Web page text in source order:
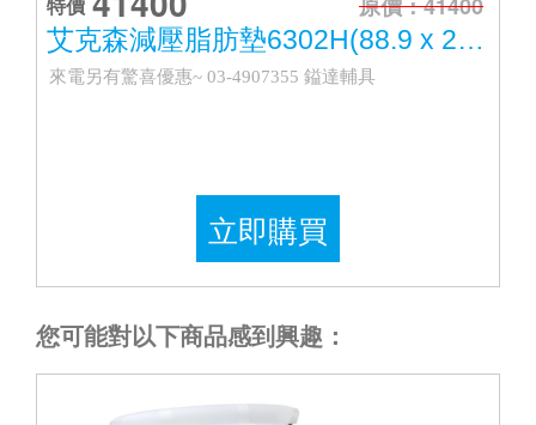
艾克森減壓脂肪墊6302H(88.9 x 203.2 x 1.58cm)全床豪華型(有背膠固定)
來電另有驚喜優惠~ 03-4907355 鎰達輔具
立即購買
您可能對以下商品感到興趣：